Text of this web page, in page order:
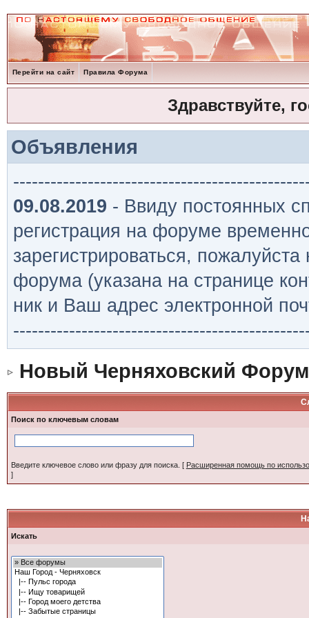
Перейти на сайт Правила Форума
Здравствуйте,
Объявления
09.08.2019 - Ввиду постоянных
регистрация на форуме
зарегистрироваться,
форума (указана на странице
ник и Ваш адрес электронной
Новый Черняховский Форум
Поиск по ключевым словам
Введите ключевое слово или фразу для поиска. [ Расширенная помощь по
]
Искать